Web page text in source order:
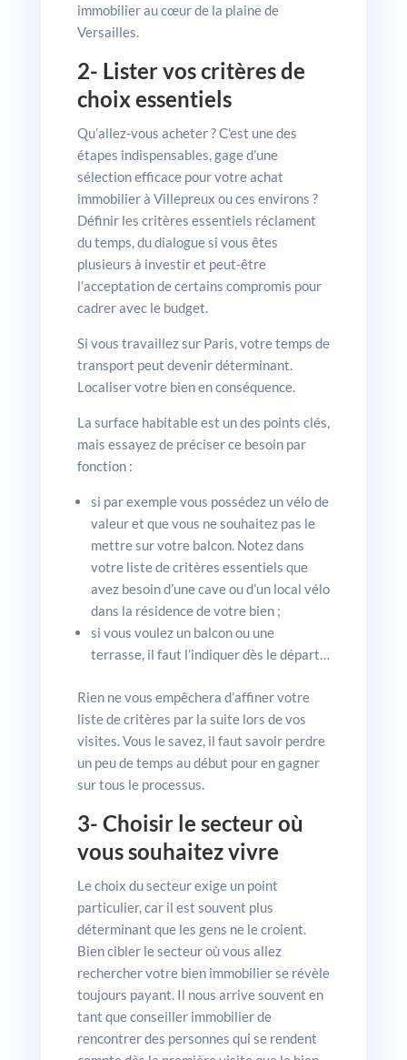
immobilier au cœur de la plaine de
Versailles.
2- Lister vos critères de
choix essentiels
Qu’allez-vous acheter ? C’est une des
étapes indispensables, gage d’une
sélection efficace pour votre achat
immobilier à Villepreux ou ces environs ?
Définir les critères essentiels réclament
du temps, du dialogue si vous êtes
plusieurs à investir et peut-être
l’acceptation de certains compromis pour
cadrer avec le budget.
Si vous travaillez sur Paris, votre temps de
transport peut devenir déterminant.
Localiser votre bien en conséquence.
La surface habitable est un des points clés,
mais essayez de préciser ce besoin par
fonction :
si par exemple vous possédez un vélo de
valeur et que vous ne souhaitez pas le
mettre sur votre balcon. Notez dans
votre liste de critères essentiels que
avez besoin d’une cave ou d’un local vélo
dans la résidence de votre bien ;
si vous voulez un balcon ou une
terrasse, il faut l’indiquer dès le départ…
Rien ne vous empêchera d’affiner votre
liste de critères par la suite lors de vos
visites. Vous le savez, il faut savoir perdre
un peu de temps au début pour en gagner
sur tous le processus.
3- Choisir le secteur où
vous souhaitez vivre
Le choix du secteur exige un point
particulier, car il est souvent plus
déterminant que les gens ne le croient.
Bien cibler le secteur où vous allez
rechercher votre bien immobilier se révèle
toujours payant. Il nous arrive souvent en
tant que conseiller immobilier de
rencontrer des personnes qui se rendent